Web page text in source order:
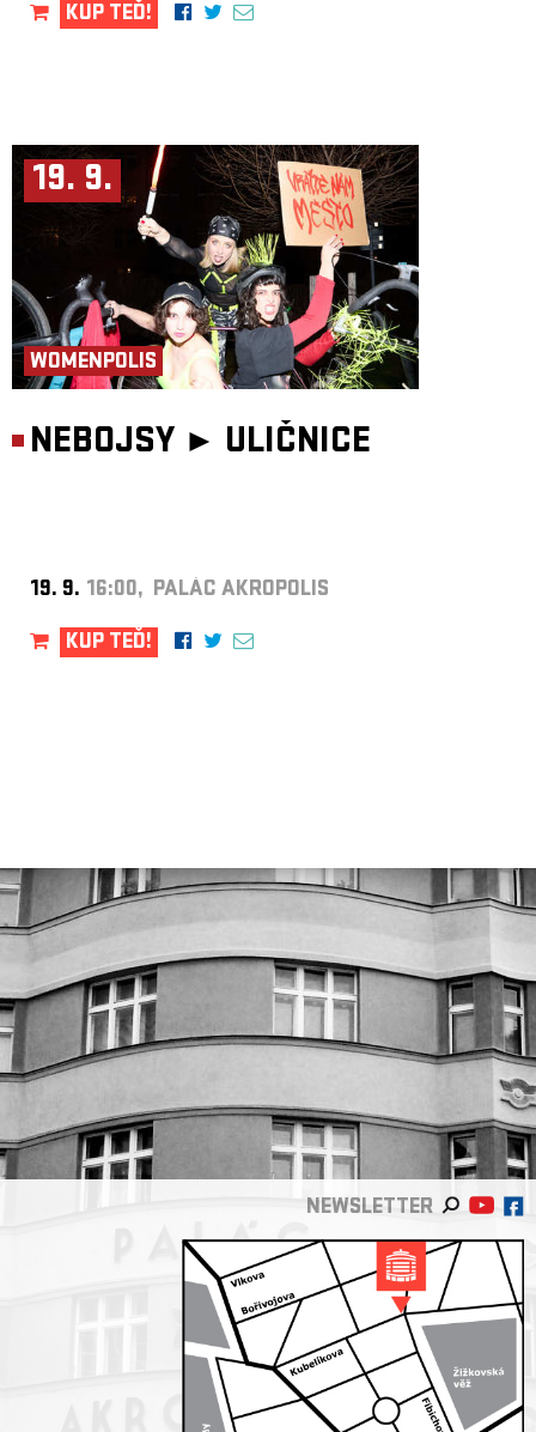
KUP TEĎ!
19. 9.
WOMENPOLIS
NEBOJSY ► ULIČNICE
19. 9. 16:00, PALÁC AKROPOLIS
KUP TEĎ!
NEWSLETTER